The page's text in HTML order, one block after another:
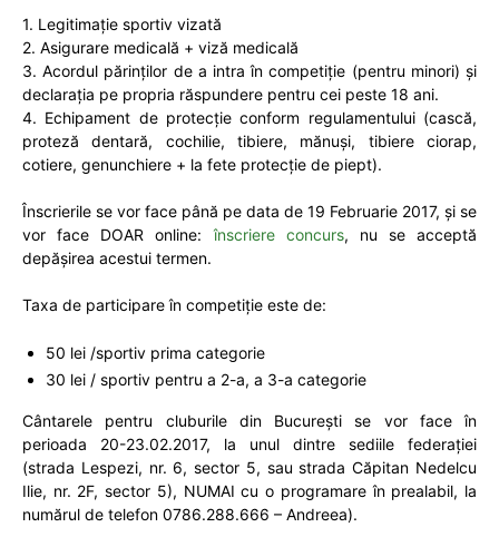
1. Legitimație sportiv vizată
2. Asigurare medicală + viză medicală
3. Acordul părinților de a intra în competiție (pentru minori) și
declarația pe propria răspundere pentru cei peste 18 ani.
4. Echipament de protecție conform regulamentului (cască,
proteză dentară, cochilie, tibiere, mănuși, tibiere ciorap,
cotiere, genunchiere + la fete protecție de piept).
Înscrierile se vor face până pe data de 19 Februarie 2017, și se
vor face DOAR online:înscriere concurs, nu se acceptă
depășirea acestui termen.
Taxa de participare în competiție este de:
50 lei /sportiv prima categorie
30 lei / sportiv pentru a 2-a, a 3-a categorie
Cântarele pentru cluburile din București se vor face în
perioada 20-23.02.2017, la unul dintre sediile federației
(strada Lespezi, nr. 6, sector 5, sau strada Căpitan Nedelcu
Ilie, nr. 2F, sector 5), NUMAI cu o programare în prealabil, la
numărul de telefon 0786.288.666 – Andreea).